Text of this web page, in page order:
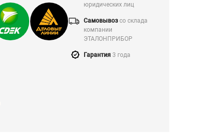
юридических лиц
Самовывозсо склада
компании
ЭТАЛОНПРИБОР
Гарантия3 года